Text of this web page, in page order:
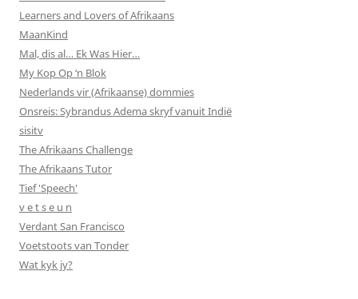
Learners and Lovers of Afrikaans
MaanKind
Mal, dis al… Ek Was Hier…
My Kop Op ‘n Blok
Nederlands vir (Afrikaanse) dommies
Onsreis: Sybrandus Adema skryf vanuit Indië
sisitv
The Afrikaans Challenge
The Afrikaans Tutor
Tief 'Speech'
v e t s e u n
Verdant San Francisco
Voetstoots van Tonder
Wat kyk jy?